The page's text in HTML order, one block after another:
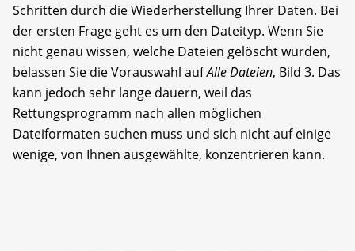
Schritten durch die Wiederherstellung Ihrer Daten. Bei
der ersten Frage geht es um den Dateityp. Wenn Sie
nicht genau wissen, welche Dateien gelöscht wurden,
belassen Sie die Vorauswahl aufAlle Dateien, Bild 3. Das
kann jedoch sehr lange dauern, weil das
Rettungsprogramm nach allen möglichen
Dateiformaten suchen muss und sich nicht auf einige
wenige, von Ihnen ausgewählte, konzentrieren kann.